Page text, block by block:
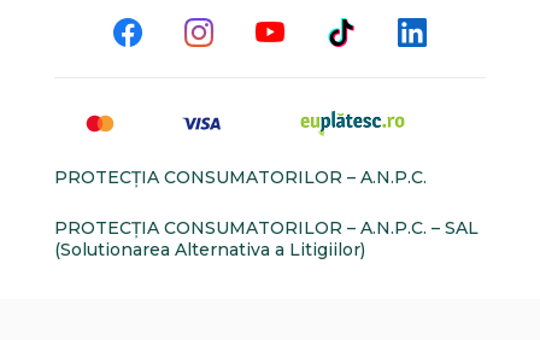
PROTECŢIA CONSUMATORILOR – A.N.P.C.
PROTECŢIA CONSUMATORILOR – A.N.P.C. – SAL
(Solutionarea Alternativa a Litigiilor)